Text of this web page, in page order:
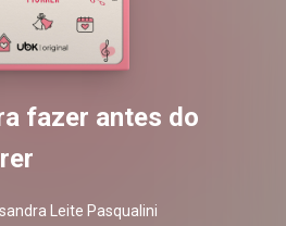
fazer antes do
Leite Pasqualini